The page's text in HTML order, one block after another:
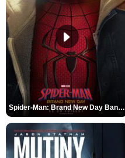
Spider-Man: Brand New Day Bande-annonce VO STFR